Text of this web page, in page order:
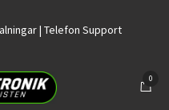
| Telefon Support
0